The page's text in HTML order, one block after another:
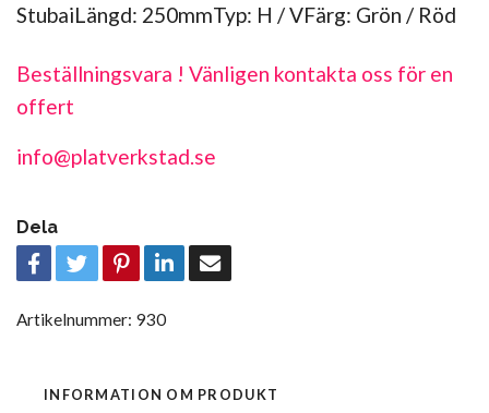
StubaiLängd: 250mmTyp: H / VFärg: Grön / Röd
Beställningsvara ! Vänligen kontakta oss för en
offert
info@platverkstad.se
Dela
Artikelnummer: 930
INFORMATION OM PRODUKT